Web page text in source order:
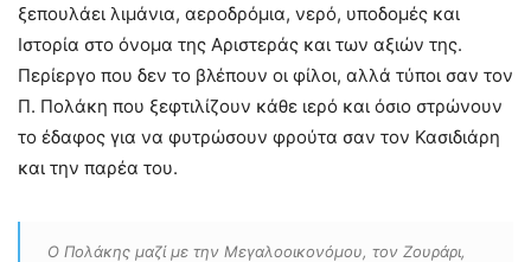
ξεπουλάει λιμάνια, αεροδρόμια, νερό, υποδομές και
Ιστορία στο όνομα της Αριστεράς και των αξιών της.
Περίεργο που δεν το βλέπουν οι φίλοι, αλλά τύποι σαν τον
Π. Πολάκη που ξεφτιλίζουν κάθε ιερό και όσιο στρώνουν
το έδαφος για να φυτρώσουν φρούτα σαν τον Κασιδιάρη
και την παρέα του.
Ο Πολάκης μαζί με την Μεγαλοοικονόμου, τον Ζουράρι,